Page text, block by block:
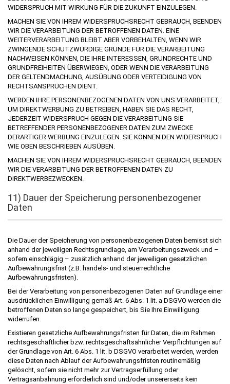
WIDERSPRUCH MIT WIRKUNG FÜR DIE ZUKUNFT EINZULEGEN.
MACHEN SIE VON IHREM WIDERSPRUCHSRECHT GEBRAUCH, BEENDEN
WIR DIE VERARBEITUNG DER BETROFFENEN DATEN. EINE
WEITERVERARBEITUNG BLEIBT ABER VORBEHALTEN, WENN WIR
ZWINGENDE SCHUTZWÜRDIGE GRÜNDE FÜR DIE VERARBEITUNG
NACHWEISEN KÖNNEN, DIE IHRE INTERESSEN, GRUNDRECHTE UND
GRUNDFREIHEITEN ÜBERWIEGEN, ODER WENN DIE VERARBEITUNG
DER GELTENDMACHUNG, AUSÜBUNG ODER VERTEIDIGUNG VON
RECHTSANSPRÜCHEN DIENT.
WERDEN IHRE PERSONENBEZOGENEN DATEN VON UNS VERARBEITET,
UM DIREKTWERBUNG ZU BETREIBEN, HABEN SIE DAS RECHT,
JEDERZEIT WIDERSPRUCH GEGEN DIE VERARBEITUNG SIE
BETREFFENDER PERSONENBEZOGENER DATEN ZUM ZWECKE
DERARTIGER WERBUNG EINZULEGEN. SIE KÖNNEN DEN WIDERSPRUCH
WIE OBEN BESCHRIEBEN AUSÜBEN.
MACHEN SIE VON IHREM WIDERSPRUCHSRECHT GEBRAUCH, BEENDEN
WIR DIE VERARBEITUNG DER BETROFFENEN DATEN ZU
DIREKTWERBEZWECKEN.
11) Dauer der Speicherung personenbezogener
Daten
Die Dauer der Speicherung von personenbezogenen Daten bemisst sich
anhand der jeweiligen Rechtsgrundlage, am Verarbeitungszweck und –
sofern einschlägig – zusätzlich anhand der jeweiligen gesetzlichen
Aufbewahrungsfrist (z.B. handels- und steuerrechtliche
Aufbewahrungsfristen).
Bei der Verarbeitung von personenbezogenen Daten auf Grundlage einer
ausdrücklichen Einwilligung gemäß Art. 6 Abs. 1 lit. a DSGVO werden die
betroffenen Daten so lange gespeichert, bis Sie Ihre Einwilligung
widerrufen.
Existieren gesetzliche Aufbewahrungsfristen für Daten, die im Rahmen
rechtsgeschäftlicher bzw. rechtsgeschäftsähnlicher Verpflichtungen auf
der Grundlage von Art. 6 Abs. 1 lit. b DSGVO verarbeitet werden, werden
diese Daten nach Ablauf der Aufbewahrungsfristen routinemäßig
gelöscht, sofern sie nicht mehr zur Vertragserfüllung oder
Vertragsanbahnung erforderlich sind und/oder unsererseits kein